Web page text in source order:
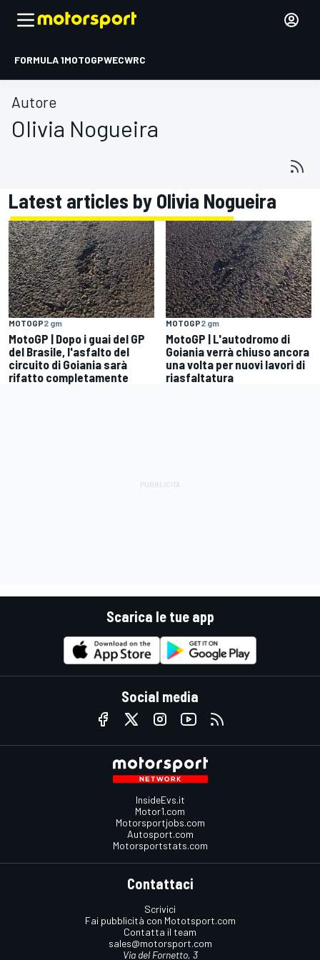
FORMULA 1MOTOGPWECWRC
Autore
Olivia Nogueira
Latest articles by Olivia Nogueira
MOTOGP2 gm
MotoGP | Dopo i guai del GP
del Brasile, l'asfalto del
circuito di Goiania sarà
rifatto completamente
MOTOGP2 gm
MotoGP | L'autodromo di
Goiania verrà chiuso ancora
una volta per nuovi lavori di
riasfaltatura
Scarica le tue app
Social media
InsideEvs.it
Motor1.com
Motorsportjobs.com
Autosport.com
Motorsportstats.com
Contattaci
Scrivici
Fai pubblicità con Mototsport.com
Contatta il team
sales@motorsport.com
Via del Fornetto, 3